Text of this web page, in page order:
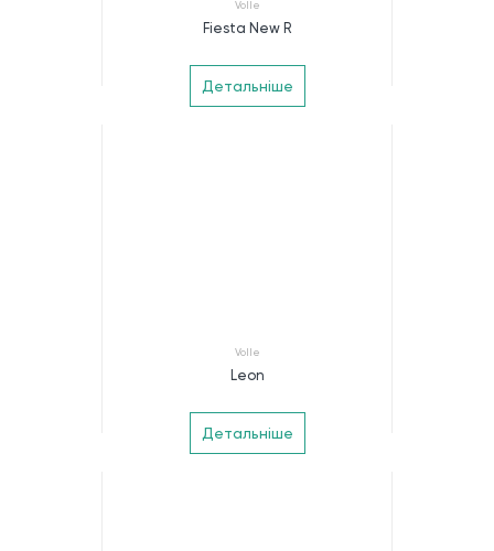
Volle
Fiesta New R
Детальніше
Volle
Leon
Детальніше